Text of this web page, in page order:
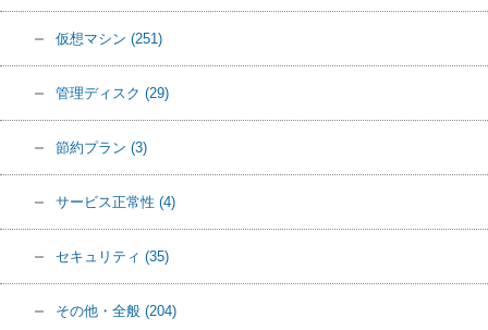
仮想マシン (251)
管理ディスク (29)
節約プラン (3)
サービス正常性 (4)
セキュリティ (35)
その他・全般 (204)